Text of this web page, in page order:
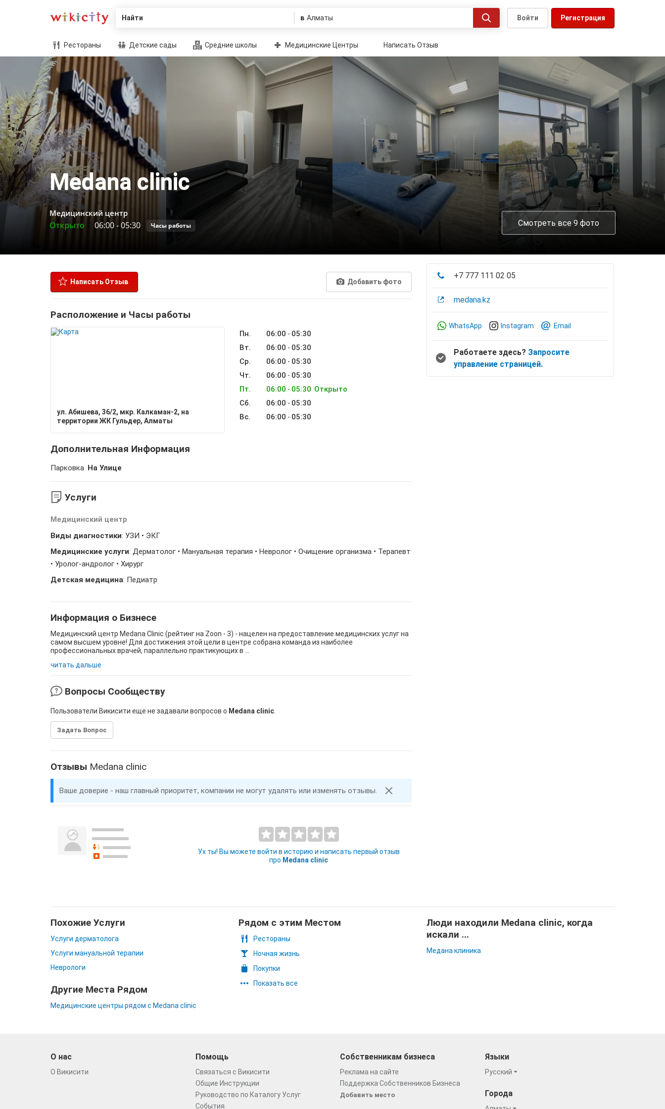
Найти в Регистрация
Войти
Рестораны Детские сады Средние школы Медицинские Центры Написать Отзыв
Medana clinic
Медицинский центр
Открыто 06:00-05:30 Часы работы Смотреть все 9 фото
Написать Отзыв Добавить фото
Расположение и Часы работы
ул. Абишева, 36/2, мкр. Калкаман-2, на
территории ЖК Гульдер, Алматы
Пн. 06:00 - 05:30
Вт.
06:00 - 05:30
Ср.
06:00 - 05:30
Чт.
06:00 - 05:30
Пт.
06:00 - 05:30 Открыто
Сб.
06:00 - 05:30
Вс.
06:00 - 05:30
Дополнительная Информация
Парковка На Улице
Услуги
Медицинский центр
Виды диагностики: УЗИ • ЭКГ
Медицинские услуги: Дерматолог • Мануальная терапия • Невролог • Очищение организма • Терапевт
• Уролог-андролог • Хирург
Детская медицина: Педиатр
Информация о Бизнесе
Медицинский центр Medana Clinic (рейтинг на Zoon - 3) - нацелен на предоставление медицинских услуг на
самом высшем уровне! Для достижения этой цели в центре собрана команда из наиболее
профессиональных врачей, параллельно практикующих в ...
читать дальше
Вопросы Сообществу
Пользователи Викисити еще не задавали вопросов о Medana clinic
Задать Вопрос
Отзывы Medana clinic
Ваше доверие - наш главный приоритет, компании не могут удалять или изменять отзывы.
Ух ты! Вы можете войти в историю и написать первый отзыв
про Medana clinic
+7 777 111 02 05
medana.kz
WhatsApp Instagram Email
Работаете здесь? Запросите
управление страницей.
Похожие Услуги
Услуги дерматолога
Услуги мануальной терапии
Неврологи
Другие Места Рядом
Медицинские центры рядом с Medana clinic
Рядом с этим Местом
Рестораны
Ночная жизнь
Покупки
Показать все
Люди находили Medana clinic, когда
искали ...
Медана клиника
О нас
О Викисити
Помощь
Связаться с Викисити
Общие Инструкции
Руководство по Каталогу Услуг
События
Собственникам бизнеса
Реклама на сайте
Поддержка Собственников Бизнеса
Добавить место
Языки
Русский
Города